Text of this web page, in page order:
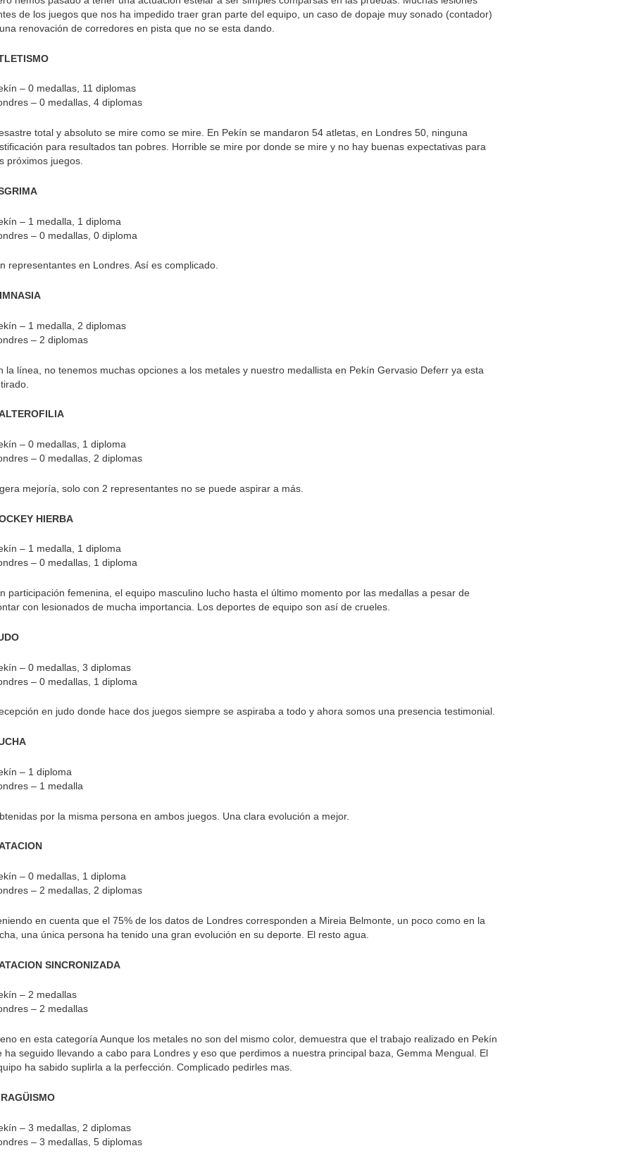
de los juegos que nos ha impedido traer gran parte del equipo, un caso de dopaje muy sonado (contador)
renovación de corredores en pista que no se esta dando.
– 0 medallas, 11 diplomas
– 0 medallas, 4 diplomas
total y absoluto se mire como se mire. En Pekín se mandaron 54 atletas, en Londres 50, ninguna
para resultados tan pobres. Horrible se mire por donde se mire y no hay buenas expectativas para
próximos juegos.
– 1 medalla, 1 diploma
– 0 medallas, 0 diploma
representantes en Londres. Así es complicado.
– 1 medalla, 2 diplomas
– 2 diplomas
la línea, no tenemos muchas opciones a los metales y nuestro medallista en Pekín Gervasio Deferr ya esta
– 0 medallas, 1 diploma
– 0 medallas, 2 diplomas
mejoría, solo con 2 representantes no se puede aspirar a más.
HIERBA
– 1 medalla, 1 diploma
– 0 medallas, 1 diploma
participación femenina, el equipo masculino lucho hasta el último momento por las medallas a pesar de
con lesionados de mucha importancia. Los deportes de equipo son así de crueles.
– 0 medallas, 3 diplomas
– 0 medallas, 1 diploma
en judo donde hace dos juegos siempre se aspiraba a todo y ahora somos una presencia testimonial.
– 1 diploma
– 1 medalla
por la misma persona en ambos juegos. Una clara evolución a mejor.
– 0 medallas, 1 diploma
– 2 medallas, 2 diplomas
en cuenta que el 75% de los datos de Londres corresponden a Mireia Belmonte, un poco como en la
una única persona ha tenido una gran evolución en su deporte. El resto agua.
SINCRONIZADA
– 2 medallas
– 2 medallas
en esta categoría Aunque los metales no son del mismo color, demuestra que el trabajo realizado en Pekín
ha seguido llevando a cabo para Londres y eso que perdimos a nuestra principal baza, Gemma Mengual. El
ha sabido suplirla a la perfección. Complicado pedirles mas.
– 3 medallas, 2 diplomas
– 3 medallas, 5 diplomas